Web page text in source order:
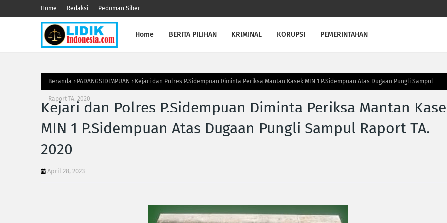
Home Redaksi Pedoman Siber
Home BERITA PILIHAN KRIMINAL KORUPSI PEMERINTAHAN
Beranda PADANGSIDIMPUAN Kejari dan Polres P.Sidempuan Diminta Periksa Mantan Kasek MIN 1 P.Sidempuan Atas Dugaan Pungli Sampul
Raport TA. 2020
Kejari dan Polres P.Sidempuan Diminta Periksa Mantan
MIN 1 P.Sidempuan Atas Dugaan Pungli Sampul Raport TA.
2020
April 28, 2023